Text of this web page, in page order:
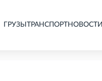
ГРУЗЫ ТРАНСПОРТНОВОСТИ